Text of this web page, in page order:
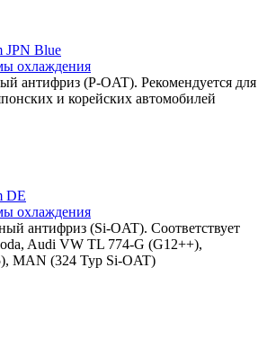
JPN Blue
охлаждения
антифриз (P-OAT). Рекомендуется для
и корейских автомобилей
DE
охлаждения
антифриз (Si-OAT). Соответствует
Audi VW TL 774-G (G12++),
MAN (324 Typ Si-OAT)